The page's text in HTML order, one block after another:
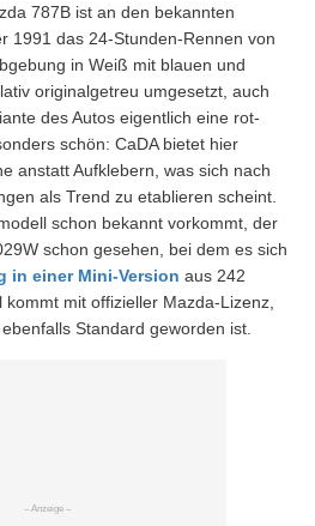
787B ist an den bekannten
1991 das 24-Stunden-Rennen von
in Weiß mit blauen und
originalgetreu umgesetzt, auch
des Autos eigentlich eine rot-
schön: CaDA bietet hier
anstatt Aufklebern, was sich nach
als Trend zu etablieren scheint.
schon bekannt vorkommt, der
schon gesehen, bei dem es sich
in einer Mini-Version aus 242
mit offizieller Mazda-Lizenz,
Standard geworden ist.